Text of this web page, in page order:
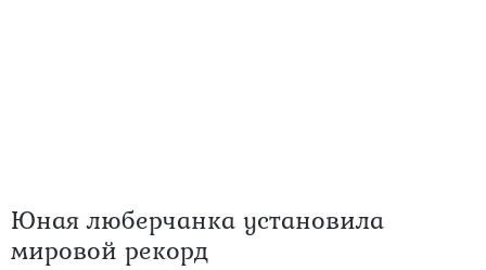
Юная люберчанка установила
мировой рекорд